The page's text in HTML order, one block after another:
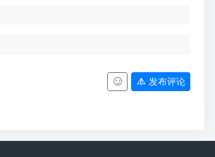
发布评论